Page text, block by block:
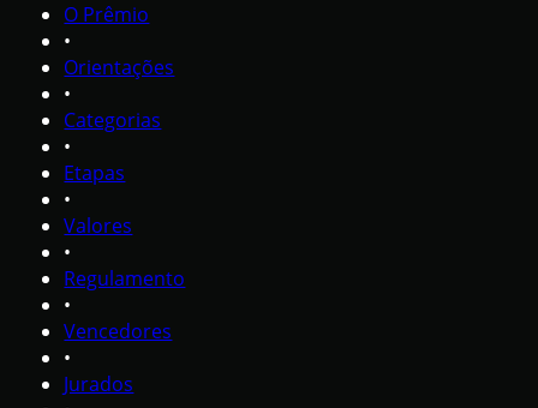
O Prêmio
•
Orientações
•
Categorias
•
Etapas
•
Valores
•
Regulamento
•
Vencedores
•
Jurados